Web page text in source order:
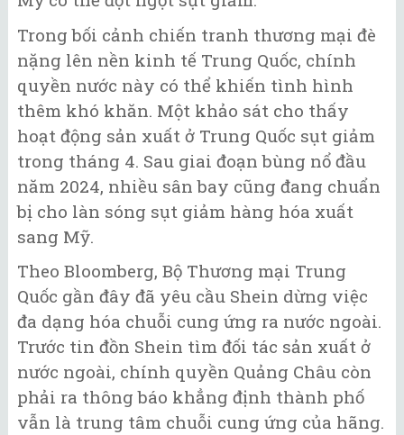
Trong bối cảnh chiến tranh thương mại đè
nặng lên nền kinh tế Trung Quốc, chính
quyền nước này có thể khiến tình hình
thêm khó khăn. Một khảo sát cho thấy
hoạt động sản xuất ở Trung Quốc sụt giảm
trong tháng 4. Sau giai đoạn bùng nổ đầu
năm 2024, nhiều sân bay cũng đang chuẩn
bị cho làn sóng sụt giảm hàng hóa xuất
sang Mỹ.
Theo Bloomberg, Bộ Thương mại Trung
Quốc gần đây đã yêu cầu Shein dừng việc
đa dạng hóa chuỗi cung ứng ra nước ngoài.
Trước tin đồn Shein tìm đối tác sản xuất ở
nước ngoài, chính quyền Quảng Châu còn
phải ra thông báo khẳng định thành phố
vẫn là trung tâm chuỗi cung ứng của hãng.